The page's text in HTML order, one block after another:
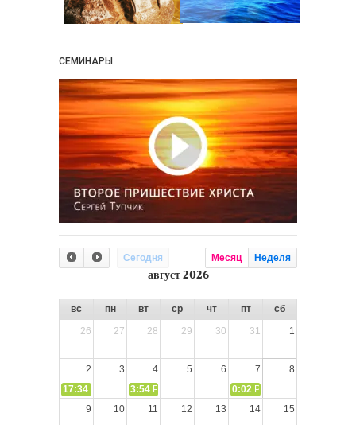
СЕМИНАРЫ
Сегодня Месяц Неделя
август 2026
вс пн вт ср чт пт
сб
26
27 28 29 30 31 1
2 3 4 5 6 7
8
17:34
СЛОВО из СЛОВА – «Ищите Господа, призывайте Его»
3:54 РАЗМЫШЛЕНИЕ: Дух Святой не угашайте!
0:02 РАЗМЫШЛЕНИЯ: Дух
9
10 11 12 13 14 15